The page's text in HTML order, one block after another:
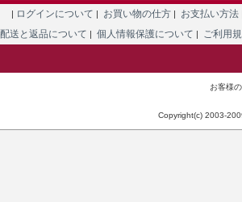
| ログインについて | お買い物の仕方 | お支払い方法
配送と返品について | 個人情報保護について | ご利用
お客様
Copyright(c) 2003-